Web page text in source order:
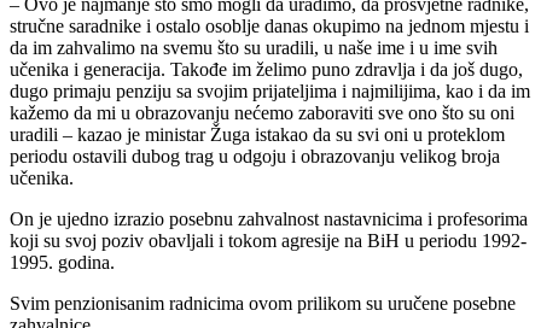
godine.
Uz predstavnike resornog ministarstva predvođene ministrom
Damirom Žugom, prijemu je prisustvovao i premijer Bosansko-
podrinjskog kantona Goražde Emir Oković.
Koristeći se prilikom, premijer je, u ime Vlade i u svoje lično ime,
odgojno-obrazovnim radnicima uputio iskrene čestitke, kao i riječi
zahvalnosti na njihovom nesebičnom zalaganju u odgoju i
završili u jednoj od osnovnih i srednjih škola na području BPK
Goražde.
toku svog radnog vijeka u prosjeku održe oko 30.000 časova, čestitke